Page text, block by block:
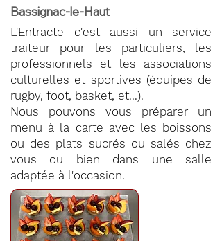
Bassignac-le-Haut
L'Entracte c'est aussi un service
traiteur pour les particuliers, les
professionnels et les associations
culturelles et sportives (équipes de
rugby, foot, basket, et...).
Nous pouvons vous préparer un
menu à la carte avec les boissons
ou des plats sucrés ou salés chez
vous ou bien dans une salle
adaptée à l'occasion.